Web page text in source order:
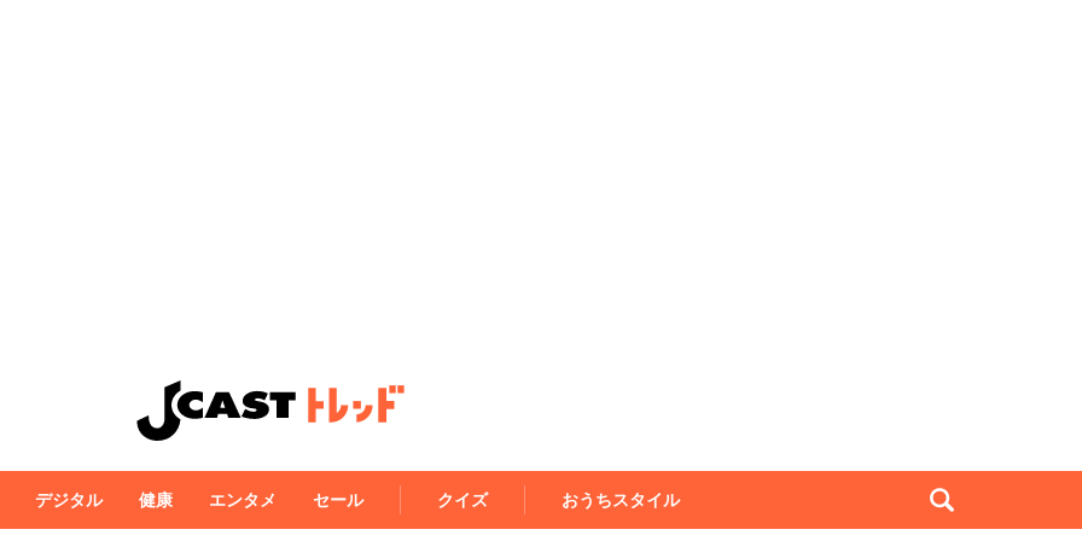
デジタル 健康 エンタメ セール クイズ おうちスタイル